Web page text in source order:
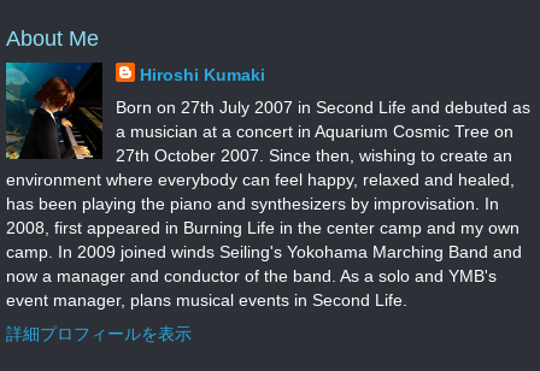
About Me
Hiroshi Kumaki
Born on 27th July 2007 in Second Life and debuted as
a musician at a concert in Aquarium Cosmic Tree on
27th October 2007. Since then, wishing to create an
environment where everybody can feel happy, relaxed and healed,
has been playing the piano and synthesizers by improvisation. In
2008, first appeared in Burning Life in the center camp and my own
camp. In 2009 joined winds Seiling's Yokohama Marching Band and
now a manager and conductor of the band. As a solo and YMB's
event manager, plans musical events in Second Life.
詳細プロフィールを表示